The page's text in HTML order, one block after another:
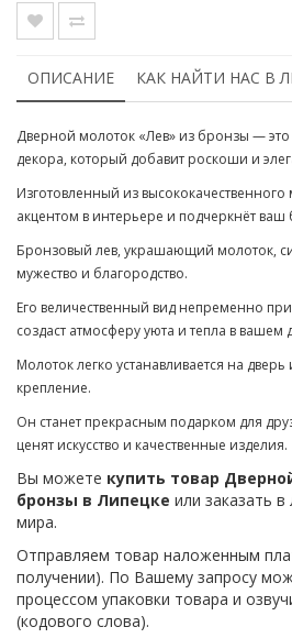
ОПИСАНИЕ КАК НАЙТИ НАС В
Дверной молоток «Лев» из бронзы —
декора, который добавит роскоши и
Изготовленный из
акцентом в интерьере и подчеркнёт ваш
Бронзовый лев, украшающий молоток,
мужество и благородство.
Его величественный вид непременно
создаст атмосферу уюта и тепла в вашем
Молоток легко устанавливается на
крепление.
Он станет прекрасным подарком для
ценят искусство и качественные изделия.
Вы можете купить товар
бронзы в Липецке или заказать
мира.
Отправляем товар наложенным
получении). По Вашему запросу
процессом упаковки товара и
(кодового слова).